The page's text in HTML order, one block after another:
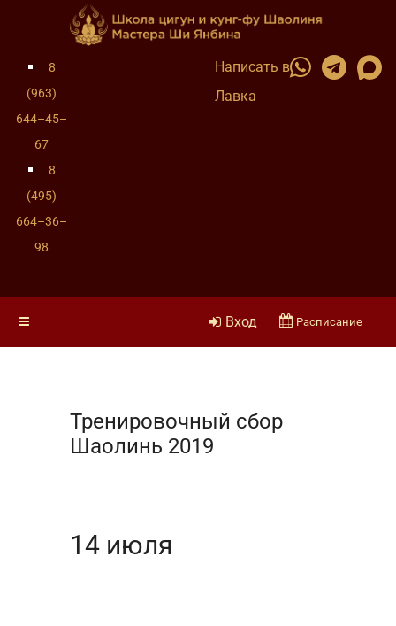
8
(963)
644–45–
67
8
(495)
664–36–
98
Написать в
Лавка
Вход Расписание
Тренировочный сбор
Шаолинь 2019
14 июля